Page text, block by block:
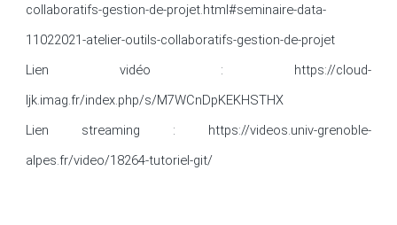
collaboratifs-gestion-de-projet.html#seminaire-data-
11022021-atelier-outils-collaboratifs-gestion-de-projet
Lien vidéo : https://cloud-
ljk.imag.fr/index.php/s/M7WCnDpKEKHSTHX
Lien streaming : https://videos.univ-grenoble-
alpes.fr/video/18264-tutoriel-git/